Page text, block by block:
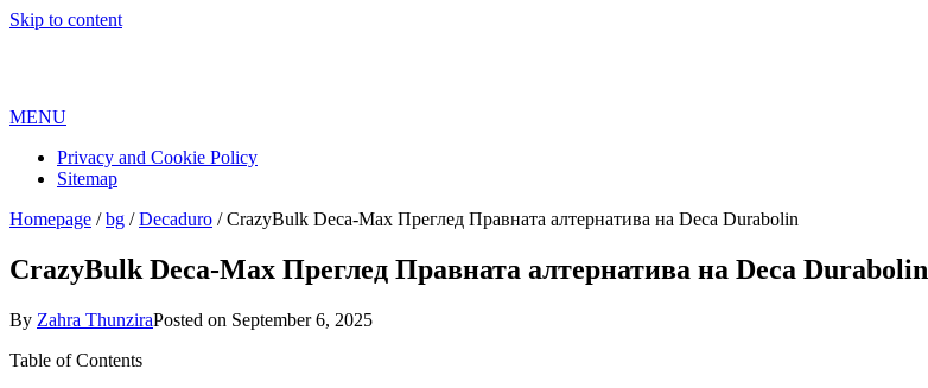
Skip to content
MENU
Privacy and Cookie Policy
Sitemap
Homepage / bg / Decaduro / CrazyBulk Deca-Max Преглед Правната алтернатива на Deca Durabolin
CrazyBulk Deca-Max Преглед Правната алтернатива на Deca Durabolin
By Zahra ThunziraPosted on September 6, 2025
Table of Contents